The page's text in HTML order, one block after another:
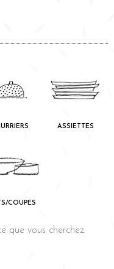
ASSIETTES
COUPES
que vous cherchez.